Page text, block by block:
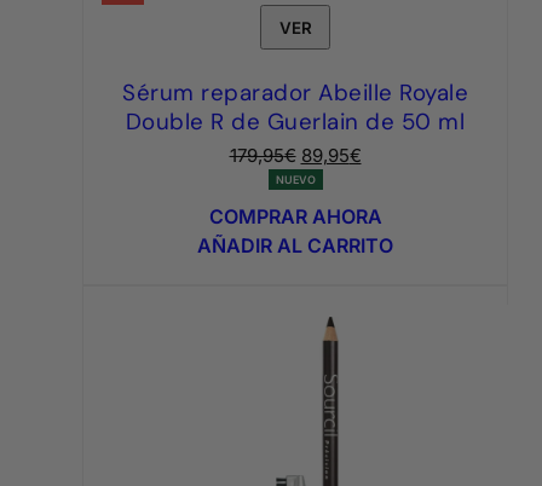
VER
Sérum reparador Abeille Royale
Double R de Guerlain de 50 ml
179,95€ El
precio
original
era:
179,95€.
89,95€El
actual
es:
89,95€.
NUEVO
COMPRAR AHORA
AÑADIR AL CARRITO